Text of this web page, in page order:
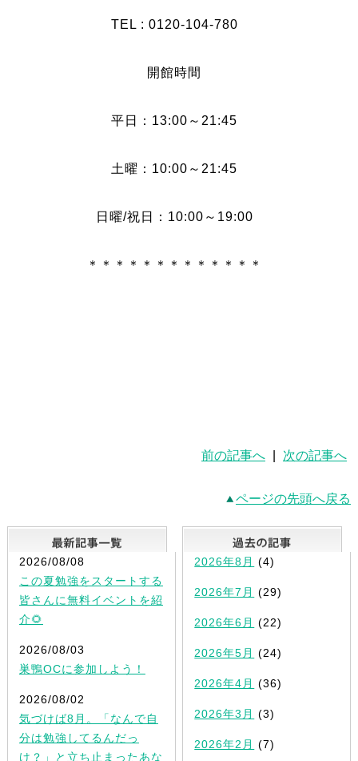
TEL : 0120-104-780
開館時間
平日：13:00～21:45
土曜：10:00～21:45
日曜/祝日：10:00～19:00
＊＊＊＊＊＊＊＊＊＊＊＊＊
前の記事へ 次の記事へ
ページの先頭へ戻る
最新記事一覧
2026/08/08
この夏勉強をスタートする
皆さんに無料イベントを紹
介🌻
2026/08/03
巣鴨OCに参加しよう！
2026/08/02
気づけば8月。「なんで自
分は勉強してるんだっ
け？」と立ち止まったあな
2026年8月 (4)
2026年7月 (29)
2026年6月 (22)
2026年5月 (24)
2026年4月 (36)
2026年3月 (3)
2026年2月 (7)